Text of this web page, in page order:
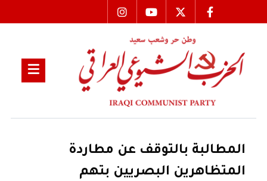
المطالبة بالتوقف عن مطاردة
المتظاهرين البصريين بتهم